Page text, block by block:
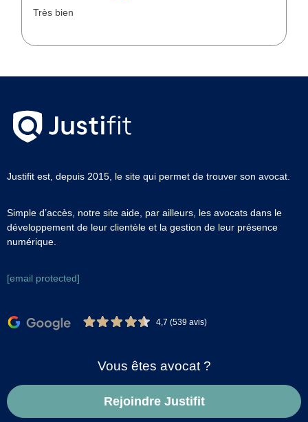
Très bien
Justifit est, depuis 2015, le site qui permet de trouver son avocat.
Simple d’accès, notre site aide, par ailleurs, les avocats dans le
développement de leur clientèle et la gestion de leur présence
numérique.
[email protected]
4,7 (539 avis)
Vous êtes avocat ?
Rejoindre Justifit